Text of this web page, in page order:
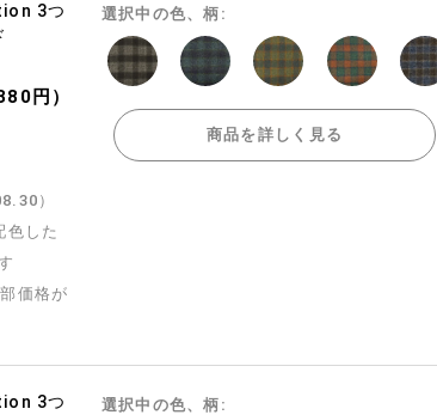
3つ
円）
）
色した
価格が
選択中の色、柄:
商品を詳しく見る
3つ
選択中の色、柄: